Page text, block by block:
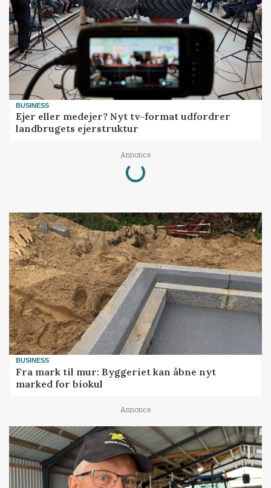
BUSINESS
Ejer eller medejer? Nyt tv-format udfordrer
landbrugets ejerstruktur
Annonce
Loading...
BUSINESS
Fra mark til mur: Byggeriet kan åbne nyt
marked for biokul
Annonce